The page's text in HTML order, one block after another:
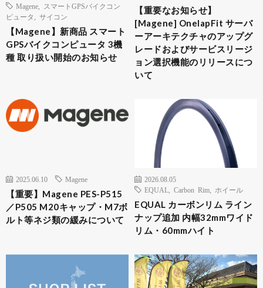
Magene
スマートGPSバイクコン
ピュータ
サイコン
【Magene】新商品 スマート
GPSバイクコンピュータ 3機
種 取り扱い開始のお知らせ
【重要なお知らせ】
[Magene] OnelapFit サーバ
ーアーキテクチャのアップグ
レードおよびサービスリージ
ョン選択機能のリリースにつ
いて
2025.06.10 Magene
【重要】Magene PES-P515
／P505 M20キャップ・M7ボ
ルト等ネジ類の緩みについて
2026.08.05
EQUAL
Carbon Rim ホイール
EQUAL カーボンリム ライン
ナップ追加 内幅32mmワイド
リム・60mmハイト